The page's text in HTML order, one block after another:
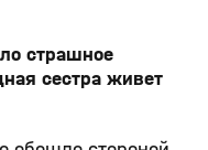
страшное
сестра живет